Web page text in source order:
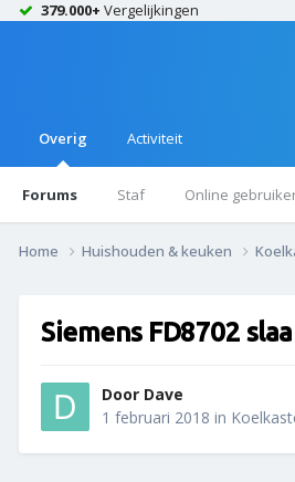
379.000+ Vergelijkingen
Overig
Forums Staf Online
Activiteit
Home Huishouden & keuken
Siemens FD8702
Door Dave
1 februari 2018 in